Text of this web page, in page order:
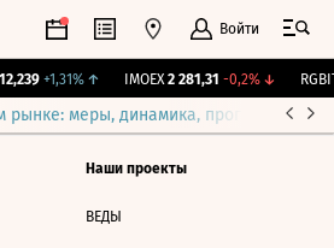
Войти
+1,31%↑ IMOEX 2 281,31 -0,2%↓
рынке: меры, динамика, прогнозы
Наши проекты
ВЕДЫ